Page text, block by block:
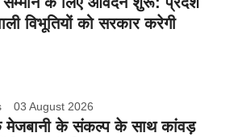
विभूतियों को सरकार करेगी
03 August 2026
के संकल्प के साथ कांवड़